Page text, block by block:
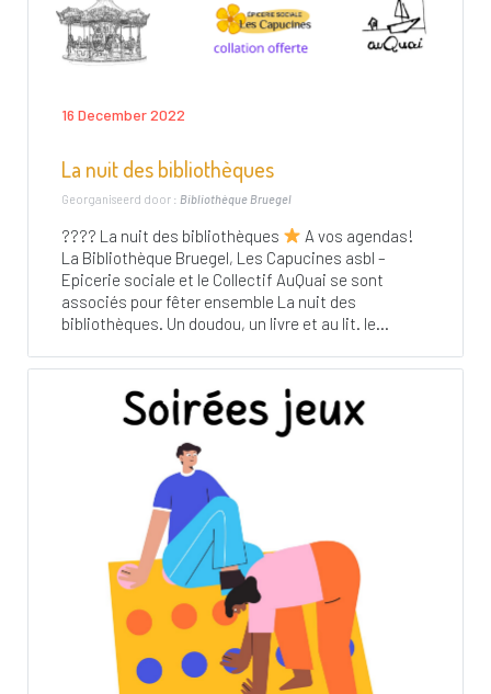
16 December 2022
La nuit des bibliothèques
Georganiseerd door : Bibliothèque Bruegel
???? La nuit des bibliothèques
A vos agendas!
La Bibliothèque Bruegel, Les Capucines asbl –
Epicerie sociale et le Collectif AuQuai se sont
associés pour fêter ensemble La nuit des
bibliothèques. Un doudou, un livre et au lit. le...